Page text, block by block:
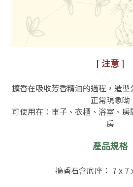
[ 注意 ]
擴香在吸收芳香精油的過程，造
正常現象呦
可使用在：車子、衣櫃、浴室、
房
產品規格
擴香石含底座： 7 x 7